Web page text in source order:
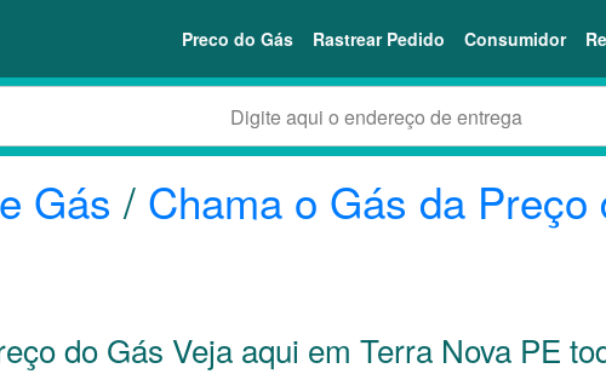
Preco do Gás Rastrear Pedido Consumidor
Gás/ Chama o Gás da Preço
do Gás Veja aqui em Terra Nova PE